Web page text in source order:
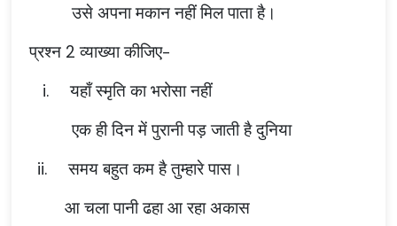
उसे अपना मकान नहीं मिल पाता है।
प्रश्न 2 व्याख्या कीजिए-
i.
यहाँ स्मृति का भरोसा नहीं
एक ही दिन में पुरानी पड़ जाती है दुनिया
ii.
समय बहुत कम है तुम्हारे पास।
आ चला पानी ढहा आ रहा अकास